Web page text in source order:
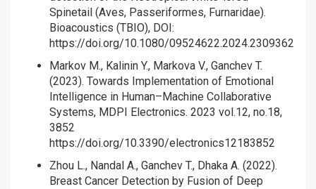
Spinetail (Aves, Passeriformes, Furnaridae).
Bioacoustics (TBIO), DOI:
https://doi.org/10.1080/09524622.2024.2309362
Markov M., Kalinin Y., Markova V., Ganchev T.
(2023). Towards Implementation of Emotional
Intelligence in Human–Machine Collaborative
Systems, MDPI Electronics. 2023 vol.12, no.18,
3852
https://doi.org/10.3390/electronics12183852
Zhou L., Nandal A., Ganchev T., Dhaka A. (2022).
Breast Cancer Detection by Fusion of Deep